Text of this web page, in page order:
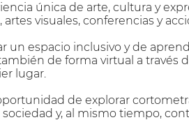
única de arte, cultura y
visuales, conferencias y
un espacio inclusivo y de
de forma virtual a través
lugar.
de explorar
y, al mismo tiempo,